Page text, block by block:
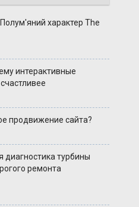
характер The
интерактивные
продвижение сайта?
диагностика турбины
ремонта